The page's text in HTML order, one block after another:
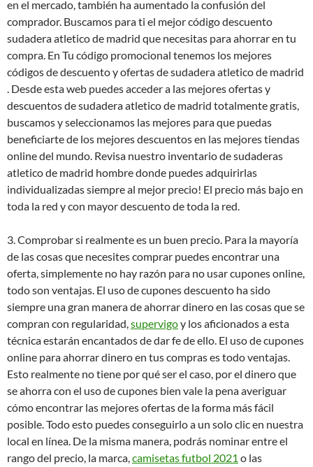
en el mercado, también ha aumentado la confusión del
comprador. Buscamos para ti el mejor código descuento
sudadera atletico de madrid que necesitas para ahorrar en tu
compra. En Tu código promocional tenemos los mejores
códigos de descuento y ofertas de sudadera atletico de madrid
. Desde esta web puedes acceder a las mejores ofertas y
descuentos de sudadera atletico de madrid totalmente gratis,
buscamos y seleccionamos las mejores para que puedas
beneficiarte de los mejores descuentos en las mejores tiendas
online del mundo. Revisa nuestro inventario de sudaderas
atletico de madrid hombre donde puedes adquirirlas
individualizadas siempre al mejor precio! El precio más bajo en
toda la red y con mayor descuento de toda la red.
3. Comprobar si realmente es un buen precio. Para la mayoría
de las cosas que necesites comprar puedes encontrar una
oferta, simplemente no hay razón para no usar cupones online,
todo son ventajas. El uso de cupones descuento ha sido
siempre una gran manera de ahorrar dinero en las cosas que se
compran con regularidad,supervigoy los aficionados a esta
técnica estarán encantados de dar fe de ello. El uso de cupones
online para ahorrar dinero en tus compras es todo ventajas.
Esto realmente no tiene por qué ser el caso, por el dinero que
se ahorra con el uso de cupones bien vale la pena averiguar
cómo encontrar las mejores ofertas de la forma más fácil
posible. Todo esto puedes conseguirlo a un solo clic en nuestra
local en línea. De la misma manera, podrás nominar entre el
rango del precio, la marca,camisetas futbol 2021 o las